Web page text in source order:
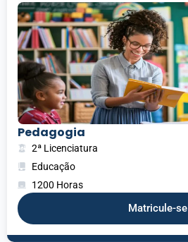
Pedagogia
2ª Licenciatura
Educação
1200 Horas
Matricule-se